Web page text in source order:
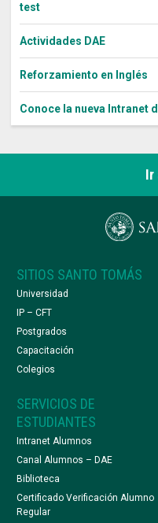
test
Actividades DAE
Reforzamiento en Inglés
Conoce la nueva Intranet
Ir
SITIOS SANTO TOMÁS
Universidad
IP – CFT
Postgrados
Capacitación
Colegios
SERVICIOS DE
ESTUDIANTES
Intranet Alumnos
Canal Alumnos – DAE
Biblioteca
Certificado Verificación Alumno
Regular